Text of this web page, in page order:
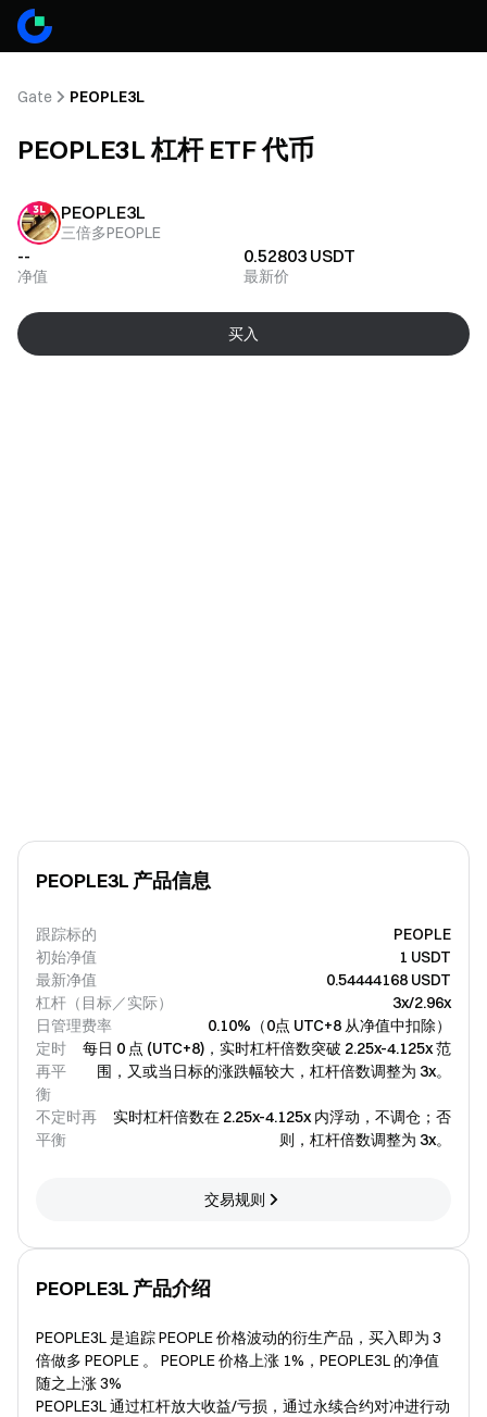
Gate PEOPLE3L
PEOPLE3L 杠杆 ETF 代币
PEOPLE3L
三倍多PEOPLE
--
净值
0.52803 USDT
最新价
买入
PEOPLE3L 产品信息
跟踪标的
PEOPLE
初始净值
1 USDT
最新净值
0.54444168 USDT
杠杆（目标／实际）
3x/2.96x
日管理费率
0.10%（0点 UTC+8 从净值中扣除）
定时
再平
衡
每日 0 点 (UTC+8)，实时杠杆倍数突破 2.25x-4.125x 范
围，又或当日标的涨跌幅较大，杠杆倍数调整为 3x。
不定时再
平衡
实时杠杆倍数在 2.25x-4.125x 内浮动，不调仓；否
则，杠杆倍数调整为 3x。
交易规则
PEOPLE3L 产品介绍
PEOPLE3L 是追踪 PEOPLE 价格波动的衍生产品，买入即为 3
倍做多 PEOPLE 。 PEOPLE 价格上涨 1%，PEOPLE3L 的净值
随之上涨 3%
PEOPLE3L 通过杠杆放大收益/亏损，通过永续合约对冲进行动